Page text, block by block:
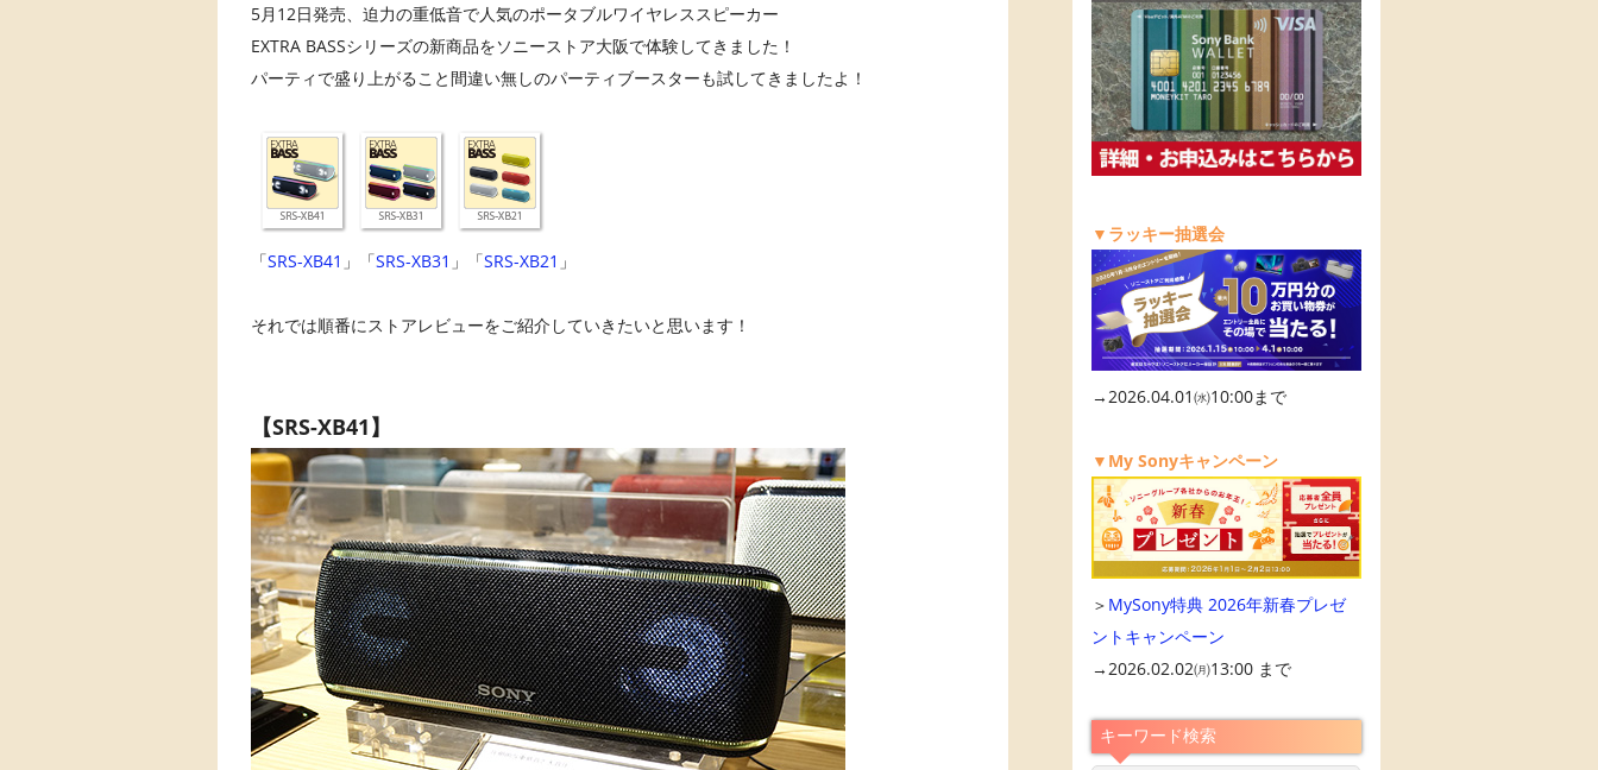
5月12日発売、迫力の重低音で人気のポータブルワイヤレススピーカー
EXTRA BASSシリーズの新商品をソニーストア大阪で体験してきました！
パーティで盛り上がること間違い無しのパーティブースターも試してきましたよ！
「SRS-XB41 」「SRS-XB31 」「SRS-XB21 」
それでは順番にストアレビューをご紹介していきたいと思います！
【SRS-XB41】
▼ラッキー抽選会
→2026.04.01㈬10:00まで
▼My Sonyキャンペーン
＞ MySony特典 2026年新春プレゼ
ントキャンペーン
→2026.02.02㈪13:00 まで
キーワード検索